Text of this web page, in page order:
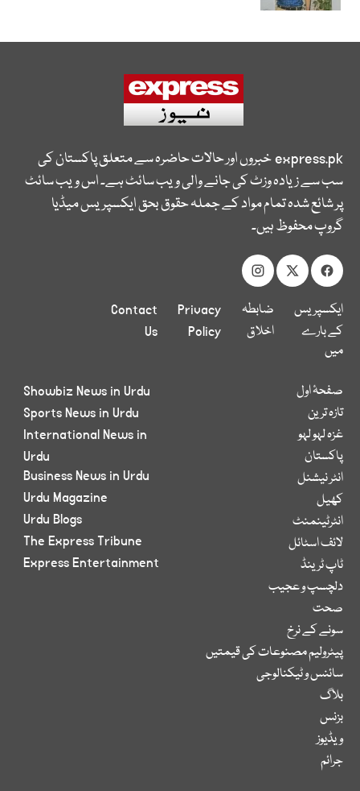
express.pkخبروں اور حالات حاضرہ سے متعلق پاکستان کی
سب سے زیادہ وزٹ کی جانے والی ویب سائٹ ہے۔ اس ویب سائٹ
پر شائع شدہ تمام مواد کے جملہ حقوق بحق ایکسپریس میڈیا
گروپ محفوظ ہیں۔
ایکسپریس
کے بارے
میں
ضابطہ
اخلاق
Privacy
Policy
Contact
Us
صفحۂ اول
تازہ ترین
غزہ لہو لہو
پاکستان
انٹر نیشنل
کھیل
انٹرٹینمنٹ
لائف اسٹائل
ٹاپ ٹرینڈ
دلچسپ و عجیب
صحت
سونے کے نرخ
پیٹرولیم مصنوعات کی قیمتیں
سائنس و ٹیکنالوجی
بلاگ
بزنس
ویڈیوز
جرائم
Showbiz News in Urdu
Sports News in Urdu
International News in
Urdu
Business News in Urdu
Urdu Magazine
Urdu Blogs
The Express Tribune
Express Entertainment